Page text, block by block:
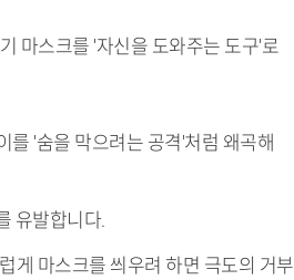
마스크를 '자신을 도와주는 도구'로
를 '숨을 막으려는 공격'처럼 왜곡해
유발합니다.
게 마스크를 씌우려 하면 극도의 거부